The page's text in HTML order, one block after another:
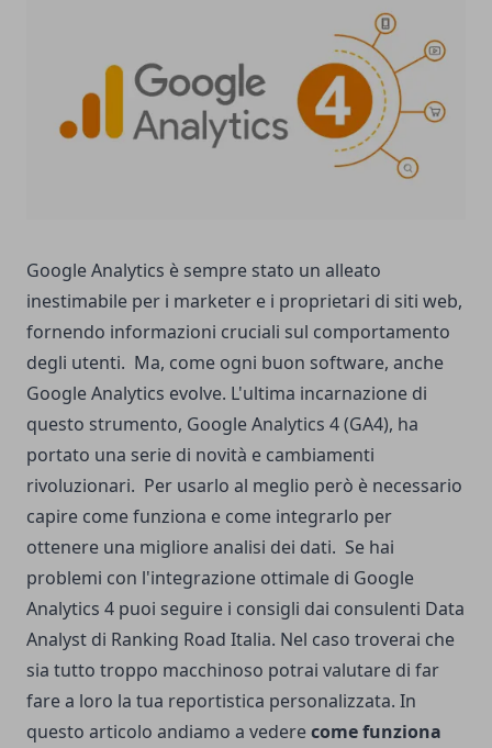
Google Analytics è sempre stato un alleato
inestimabile per i marketer e i proprietari di siti web,
fornendo informazioni cruciali sul comportamento
degli utenti. Ma, come ogni buon software, anche
Google Analytics evolve. L'ultima incarnazione di
questo strumento, Google Analytics 4 (GA4), ha
portato una serie di novità e cambiamenti
rivoluzionari. Per usarlo al meglio però è necessario
capire come funziona e come integrarlo per
ottenere una migliore analisi dei dati. Se hai
problemi con l'integrazione ottimale di Google
Analytics 4 puoi seguire i consigli dai consulenti Data
Analyst di Ranking Road Italia. Nel caso troverai che
sia tutto troppo macchinoso potrai valutare di far
fare a loro la tua reportistica personalizzata. In
questo articolo andiamo a vederecome funziona